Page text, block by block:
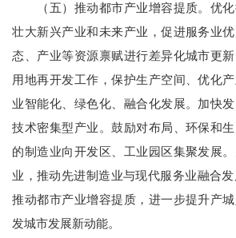
（五）推动都市产业增容提质。优化
壮大新兴产业和未来产业，促进服务业
态、产业等资源禀赋进行差异化城市更
用地再开发工作，保护生产空间、优化
业智能化、绿色化、融合化发展。加快
技术密集型产业。鼓励对布局、环保和
的制造业向开发区、工业园区集聚发展
业，推动先进制造业与现代服务业融合
推动都市产业增容提质，进一步提升产
发城市发展新动能。